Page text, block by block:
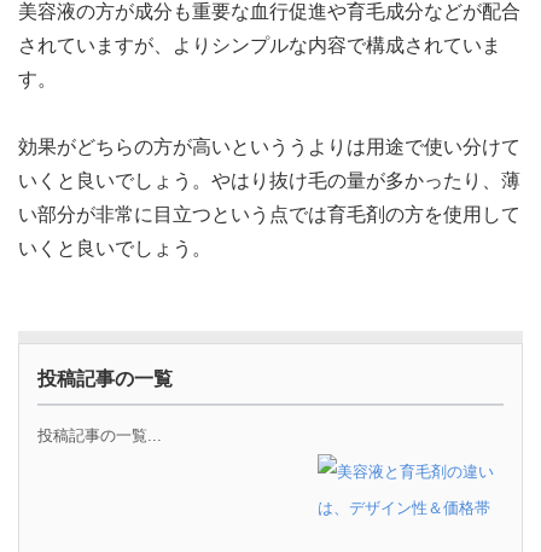
美容液の方が成分も重要な血行促進や育毛成分などが配合
されていますが、よりシンプルな内容で構成されていま
す。
効果がどちらの方が高いといううよりは用途で使い分けて
いくと良いでしょう。やはり抜け毛の量が多かったり、薄
い部分が非常に目立つという点では育毛剤の方を使用して
いくと良いでしょう。
投稿記事の一覧
投稿記事の一覧...